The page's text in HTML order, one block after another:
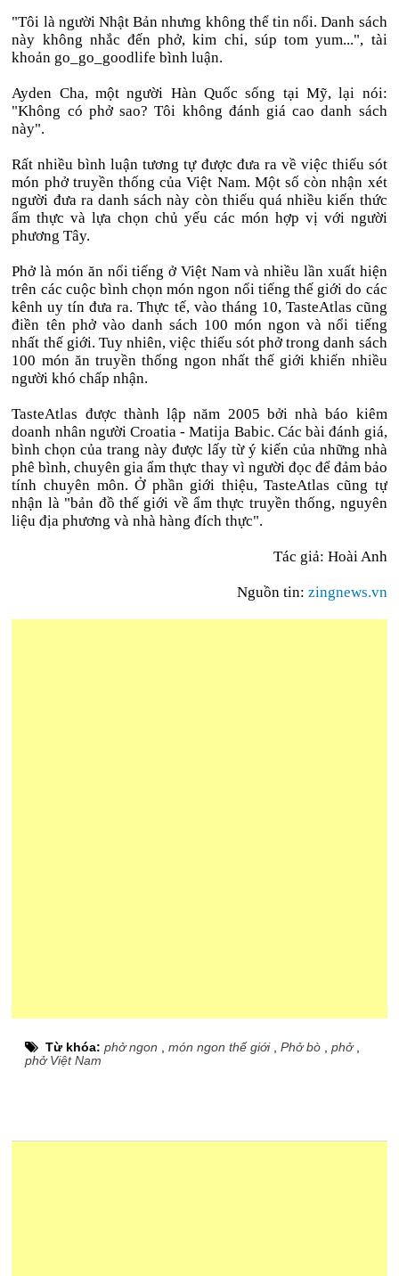
"Tôi là người Nhật Bản nhưng không thể tin nổi. Danh sách
này không nhắc đến phở, kim chi, súp tom yum...", tài
khoản go_go_goodlife bình luận.
Ayden Cha, một người Hàn Quốc sống tại Mỹ, lại nói:
"Không có phở sao? Tôi không đánh giá cao danh sách
này".
Rất nhiều bình luận tương tự được đưa ra về việc thiếu sót
món phở truyền thống của Việt Nam. Một số còn nhận xét
người đưa ra danh sách này còn thiếu quá nhiều kiến thức
ẩm thực và lựa chọn chủ yếu các món hợp vị với người
phương Tây.
Phở là món ăn nổi tiếng ở Việt Nam và nhiều lần xuất hiện
trên các cuộc bình chọn món ngon nổi tiếng thế giới do các
kênh uy tín đưa ra. Thực tế, vào tháng 10, TasteAtlas cũng
điền tên phở vào danh sách 100 món ngon và nổi tiếng
nhất thế giới. Tuy nhiên, việc thiếu sót phở trong danh sách
100 món ăn truyền thống ngon nhất thế giới khiến nhiều
người khó chấp nhận.
TasteAtlas được thành lập năm 2005 bởi nhà báo kiêm
doanh nhân người Croatia - Matija Babic. Các bài đánh giá,
bình chọn của trang này được lấy từ ý kiến của những nhà
phê bình, chuyên gia ẩm thực thay vì người đọc để đảm bảo
tính chuyên môn. Ở phần giới thiệu, TasteAtlas cũng tự
nhận là "bản đồ thế giới về ẩm thực truyền thống, nguyên
liệu địa phương và nhà hàng đích thực".
Tác giả: Hoài Anh
Nguồn tin: zingnews.vn
Từ khóa:phở ngon ,món ngon thế giới,Phở bò ,phở,
phở Việt Nam